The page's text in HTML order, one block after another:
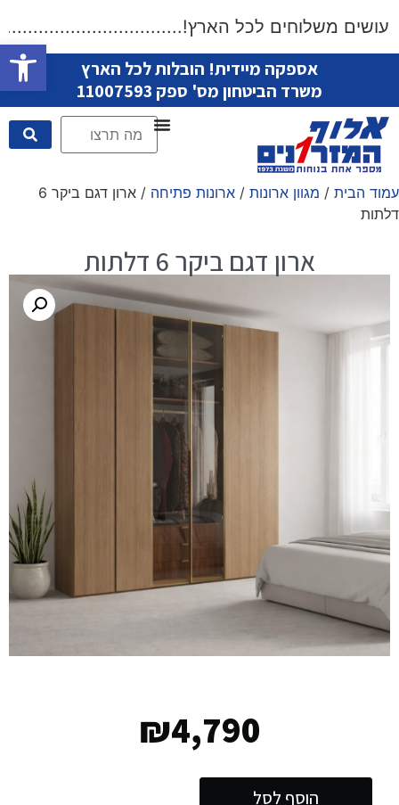
פתח
עושים משלוחים לכל
אספקה מיידית! הובלות לכל הארץ
משרד הביטחון מס' ספק 11007593
עמוד הבית / מגוון ארונות / ארונות פתיחה
/ ארון דגם ביקר 6
דלתות
₪4,790
הוסף לסל
ארון דגם ביקר 6 דלתות